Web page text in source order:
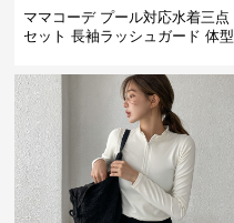
ママコーデ プール対応水着三点
セット 長袖ラッシュガード 体型